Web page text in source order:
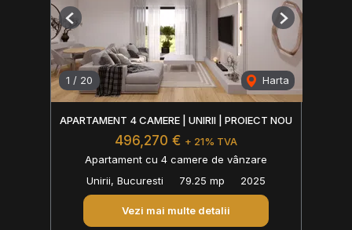
1 / 20 Harta
Previous Next
APARTAMENT 4 CAMERE | UNIRII | PROIECT NOU
496,270 € + 21% TVA
Apartament cu 4 camere de vânzare
Unirii, Bucuresti
79.25 mp 2025
Vezi mai multe detalii